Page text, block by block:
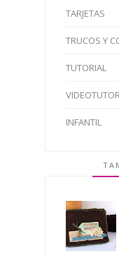
TARJETAS
TRUCOS Y
TUTORIAL
INFANTIL